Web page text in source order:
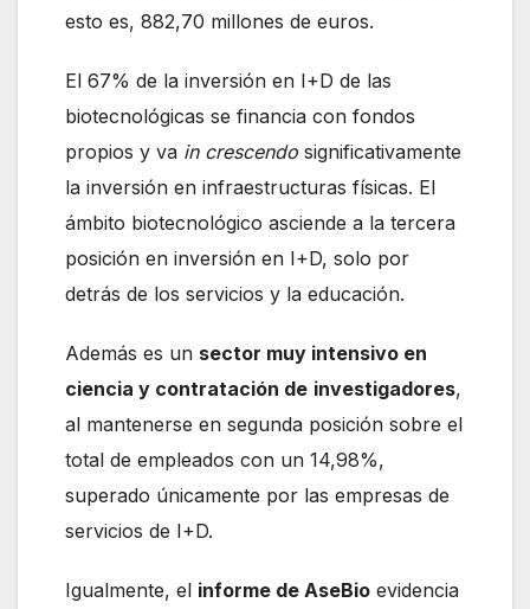
esto es, 882,70 millones de euros.
El 67% de la inversión en I+D de las
biotecnológicas se financia con fondos
propios y va in crescendo significativamente
la inversión en infraestructuras físicas. El
ámbito biotecnológico asciende a la tercera
posición en inversión en I+D, solo por
detrás de los servicios y la educación.
Además es un sector muy intensivo en
ciencia y contratación de investigadores,
al mantenerse en segunda posición sobre el
total de empleados con un 14,98%,
superado únicamente por las empresas de
servicios de I+D.
Igualmente, el informe de AseBio evidencia